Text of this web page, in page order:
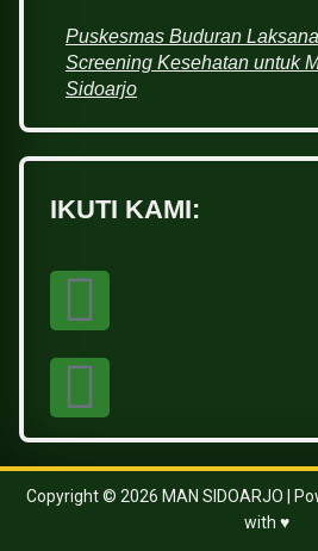
Puskesmas Buduran
Screening Kesehatan untuk
Sidoarjo
IKUTI KAMI:
Copyright © 2026 MAN SIDOARJO |
with ♥